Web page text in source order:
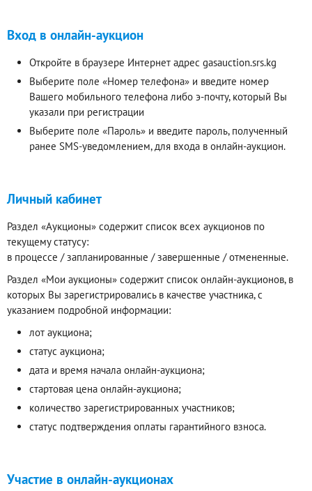
Вход в онлайн-аукцион
Откройте в браузере Интернет адрес gasauction.srs.kg
Выберите поле «Номер телефона» и введите номер
Вашего мобильного телефона либо э-почту, который Вы
указали при регистрации
Выберите поле «Пароль» и введите пароль, полученный
ранее SMS-уведомлением, для входа в онлайн-аукцион.
Личный кабинет
Раздел «Аукционы» содержит список всех аукционов по
текущему статусу:
в процессе / запланированные / завершенные / отмененные.
Раздел «Мои аукционы» содержит список онлайн-аукционов, в
которых Вы зарегистрировались в качестве участника, с
указанием подробной информации:
лот аукциона;
статус аукциона;
дата и время начала онлайн-аукциона;
стартовая цена онлайн-аукциона;
количество зарегистрированных участников;
статус подтверждения оплаты гарантийного взноса.
Участие в онлайн-аукционах